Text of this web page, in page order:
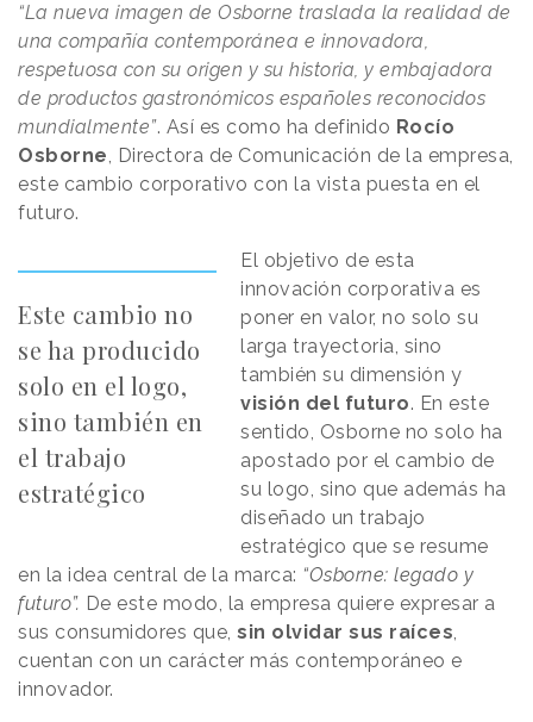
“La nueva imagen de Osborne traslada la realidad de
una compañía contemporánea e innovadora,
respetuosa con su origen y su historia, y embajadora
de productos gastronómicos españoles reconocidos
mundialmente”. Así es como ha definido Rocío
Osborne, Directora de Comunicación de la empresa,
este cambio corporativo con la vista puesta en el
futuro.
Este cambio no
se ha producido
solo en el logo,
sino también en
el trabajo
estratégico
El objetivo de esta
innovación corporativa es
poner en valor, no solo su
larga trayectoria, sino
también su dimensión y
visión del futuro. En este
sentido, Osborne no solo ha
apostado por el cambio de
su logo, sino que además ha
diseñado un trabajo
estratégico que se resume
en la idea central de la marca: “Osborne: legado y
futuro”. De este modo, la empresa quiere expresar a
sus consumidores que, sin olvidar sus raíces,
cuentan con un carácter más contemporáneo e
innovador.